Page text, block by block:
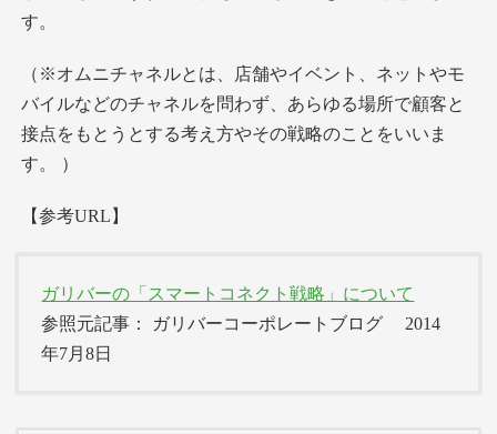
す。
（※オムニチャネルとは、店舗やイベント、ネットやモ
バイルなどのチャネルを問わず、あらゆる場所で顧客と
接点をもとうとする考え方やその戦略のことをいいま
す。 ）
【参考URL】
ガリバーの「スマートコネクト戦略」について
参照元記事： ガリバーコーポレートブログ 2014
年7月8日